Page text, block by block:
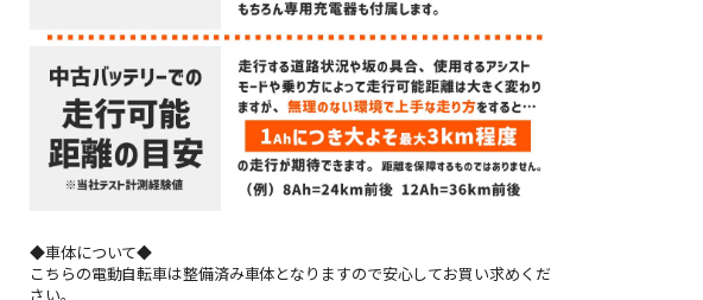
◆車体について◆
こちらの電動自転車は整備済み車体となりますので安心してお買い求めくだ
さい。